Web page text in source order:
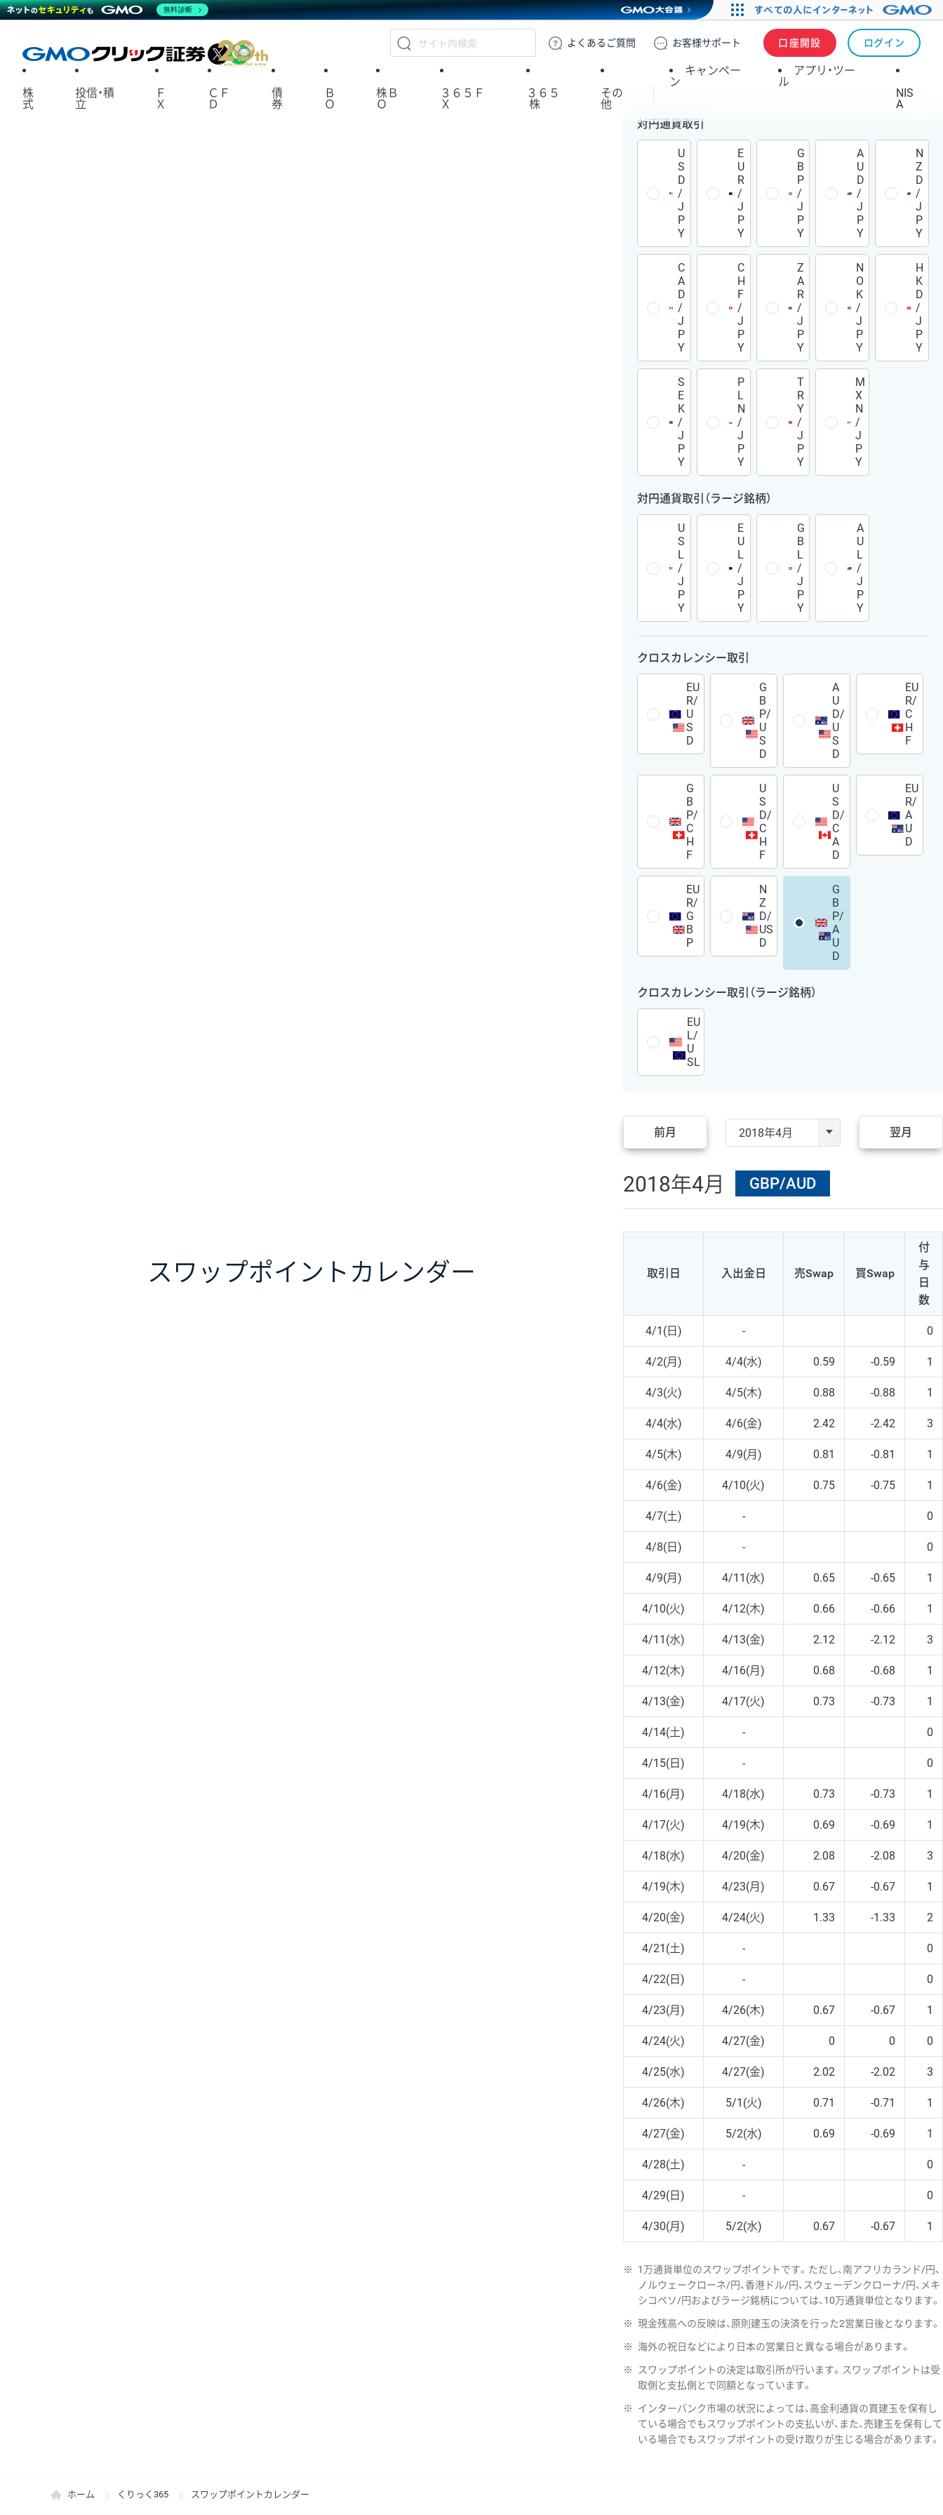
GMOクリック証券
よくある ご質問 お客様サポート 口座開設 ログイン
X
株
式
投信・積
立
Ｆ
Ｘ
ＣＦ
Ｄ
債
券
Ｂ
Ｏ
株Ｂ
Ｏ
３６５Ｆ
Ｘ
３６５
株
その
他
キャンペー
ン
アプリ・ツー
ル
NIS
A
スワップポイント カレンダー
対円通貨取引
U
S
D
/
J
P
Y
E
U
R
/
J
P
Y
G
B
P
/
J
P
Y
A
U
D
/
J
P
Y
N
Z
D
/
J
P
Y
C
A
D
/
J
P
Y
C
H
F
/
J
P
Y
Z
A
R
/
J
P
Y
N
O
K
/
J
P
Y
H
K
D
/
J
P
Y
S
E
K
/
J
P
Y
P
L
N
/
J
P
Y
T
R
Y
/
J
P
Y
M
X
N
/
J
P
Y
対円通貨取引（ラージ銘柄）
U
S
L
/
J
P
Y
E
U
L
/
J
P
Y
G
B
L
/
J
P
Y
A
U
L
/
J
P
Y
クロスカレンシー取引
EU
R/
U
S
D
G
B
P/
U
S
D
A
U
D/
U
S
D
EU
R/
C
H
F
G
B
P/
C
H
F
U
S
D/
C
H
F
U
S
D/
C
A
D
EU
R/
A
U
D
EU
R/
G
B
P
N
Z
D/
US
D
G
B
P/
A
U
D
クロスカレンシー取引（ラージ銘柄）
EU
L/
U
SL
前月 翌月
2018年4月 GBP/AUD
取引日 入出金日 売Swap 買Swap
付
与
日
数
4/1(日) - 0
4/2(月) 4/4(水) 0.59 -0.59 1
4/3(火) 4/5(木) 0.88 -0.88 1
4/4(水) 4/6(金) 2.42 -2.42 3
4/5(木) 4/9(月) 0.81 -0.81 1
4/6(金) 4/10(火) 0.75 -0.75 1
4/7(土) - 0
4/8(日) - 0
4/9(月) 4/11(水) 0.65 -0.65 1
4/10(火) 4/12(木) 0.66 -0.66 1
4/11(水) 4/13(金) 2.12 -2.12 3
4/12(木) 4/16(月) 0.68 -0.68 1
4/13(金) 4/17(火) 0.73 -0.73 1
4/14(土) - 0
4/15(日) - 0
4/16(月) 4/18(水) 0.73 -0.73 1
4/17(火) 4/19(木) 0.69 -0.69 1
4/18(水) 4/20(金) 2.08 -2.08 3
4/19(木) 4/23(月) 0.67 -0.67 1
4/20(金) 4/24(火) 1.33 -1.33 2
4/21(土) - 0
4/22(日) - 0
4/23(月) 4/26(木) 0.67 -0.67 1
4/24(火) 4/27(金) 0 0 0
4/25(水) 4/27(金) 2.02 -2.02 3
4/26(木) 5/1(火) 0.71 -0.71 1
4/27(金) 5/2(水) 0.69 -0.69 1
4/28(土) - 0
4/29(日) - 0
4/30(月) 5/2(水) 0.67 -0.67 1
※
1万通貨単位のスワップポイントです。ただし、南アフリカランド/円、
ノルウェークローネ/円、香港ドル/円、スウェーデンクローナ/円、メキ
シコペソ/円およびラージ銘柄については、10万通貨単位となります。
※ 現金残高への反映は、原則建玉の決済を行った2営業日後となります。
※ 海外の祝日などにより日本の営業日と異なる場合があります。
※
スワップポイントの決定は取引所が行います。スワップポイントは受
取側と支払側とで同額となっています。
※
インターバンク市場の状況によっては、高金利通貨の買建玉を保有し
ている場合でもスワップポイントの支払いが、また、売建玉を保有して
いる場合でもスワップポイントの受け取りが生じる場合があります。
ホーム くりっく365 スワップポイントカレンダー
無料診断